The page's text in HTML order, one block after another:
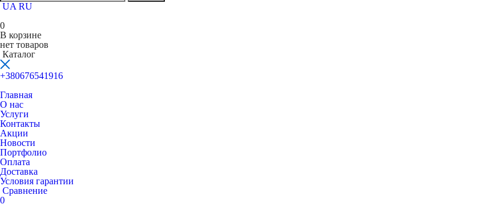
UA RU
0
В корзине
нет товаров
Каталог
+380676541916
Главная
О нас
Услуги
Контакты
Акции
Новости
Портфолио
Оплата
Доставка
Условия гарантии
Сравнение
0